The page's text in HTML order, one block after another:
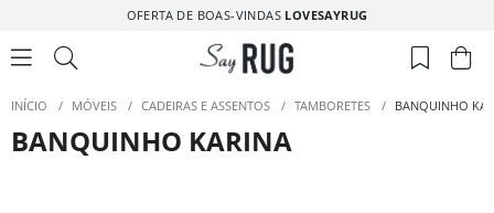
OFERTA DE BOAS-VINDAS LOVESAYRUG
INÍCIO / MÓVEIS / CADEIRAS E ASSENTOS / TAMBORETES / BANQUINHO
BANQUINHO KARINA